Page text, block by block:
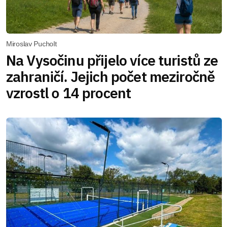
Miroslav Pucholt
Na Vysočinu přijelo více turistů ze
zahraničí. Jejich počet meziročně
vzrostl o 14 procent